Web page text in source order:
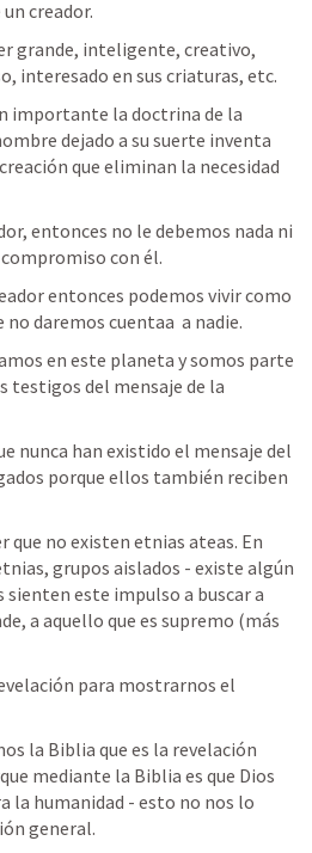
creador.
grande, inteligente, creativo,
interesado en sus criaturas, etc.
importante la doctrina de la
dejado a su suerte inventa
que eliminan la necesidad
entonces no le debemos nada ni
con él.
entonces podemos vivir como
daremos cuentaa  a nadie.
en este planeta y somos parte
testigos del mensaje de la
nunca han existido el mensaje del
porque ellos también reciben
que no existen etnias ateas. En
grupos aislados - existe algún
este impulso a buscar a
a aquello que es supremo (más
para mostrarnos el
la Biblia que es la revelación
mediante la Biblia es que Dios
la humanidad - esto no nos lo
general.